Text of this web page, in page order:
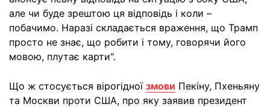
але чи буде зрештою ця відповідь і коли –
побачимо. Наразі складається враження, що Трамп
просто не знає, що робити і тому, говорячи його
мовою, плутає карти".
Що ж стосується вірогідної змови Пекіну, Пхеньяну
та Москви проти США, про яку заявив президент